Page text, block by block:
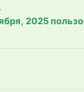
2025